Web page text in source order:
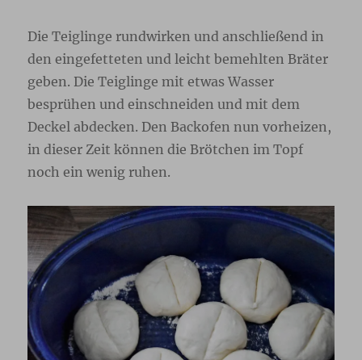
Die Teiglinge rundwirken und anschließend in
den eingefetteten und leicht bemehlten Bräter
geben. Die Teiglinge mit etwas Wasser
besprühen und einschneiden und mit dem
Deckel abdecken. Den Backofen nun vorheizen,
in dieser Zeit können die Brötchen im Topf
noch ein wenig ruhen.